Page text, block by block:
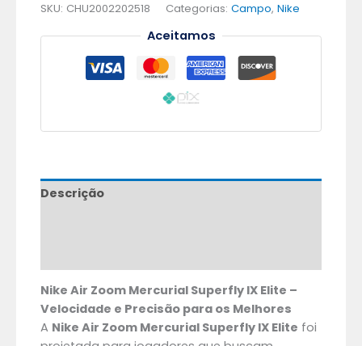
SKU: CHU2002202518 Categorias: Campo, Nike
Aceitamos
Descrição
Nike Air Zoom Mercurial Superfly IX Elite –
Velocidade e Precisão para os Melhores
A Nike Air Zoom Mercurial Superfly IX Elite foi